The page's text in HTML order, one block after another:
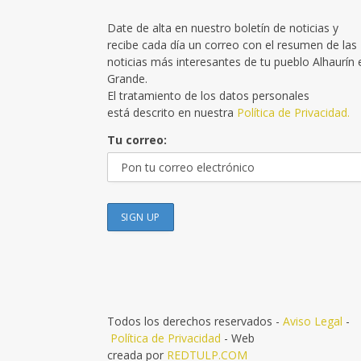
Date de alta en nuestro boletín de noticias y
recibe cada día un correo con el resumen de las
noticias más interesantes de tu pueblo Alhaurín
Grande.
El tratamiento de los datos personales
está descrito en nuestra Política de Privacidad.
Tu correo:
Todos los derechos reservados - Aviso Legal -
Política de Privacidad - Web
creada por REDTULP.COM